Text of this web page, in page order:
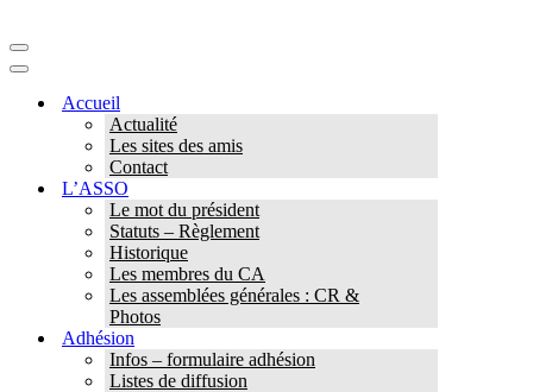
Menu
de
Menu
navigationAccueil
Actualité
Les sites des amis
Contact
L’ASSO
Le mot du président
Statuts – Règlement
Historique
Les membres du CA
Les assemblées générales : CR &
Photos
Adhésion
Infos – formulaire adhésion
Listes de diffusion